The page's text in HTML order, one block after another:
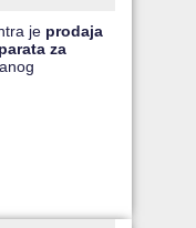
je prodaja
za